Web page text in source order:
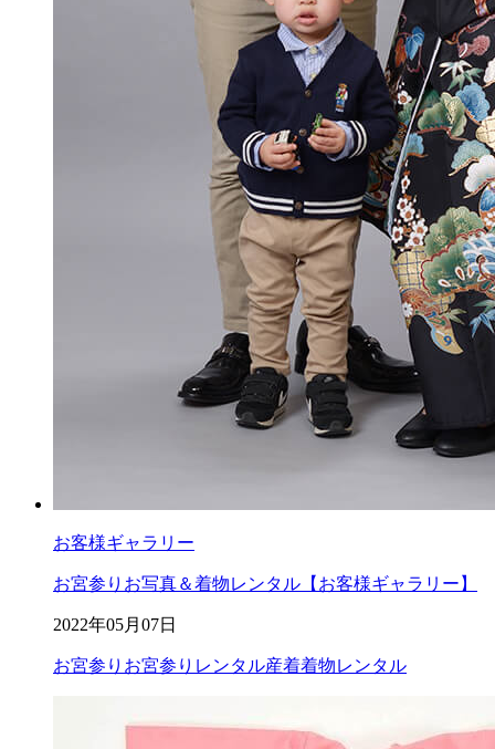
お客様ギャラリー
お宮参りお写真＆着物レンタル【お客様ギャラリー】
2022年05月07日
お宮参り お宮参りレンタル産着着物レンタル